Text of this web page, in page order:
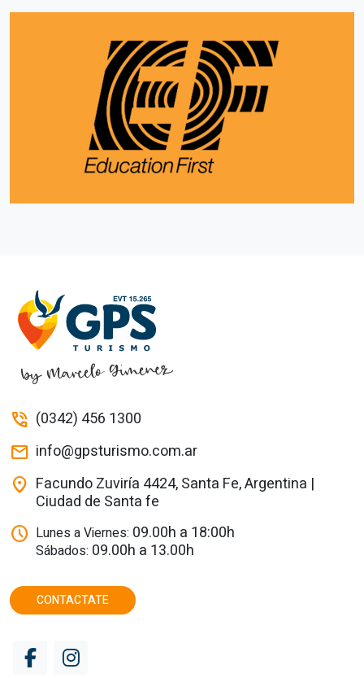
phone_in_talk (0342) 456 1300
mail info@gpsturismo.com.ar
location_on Facundo Zuviría 4424, Santa Fe, Argentina |
Ciudad de Santa fe
schedule Lunes a Viernes: 09.00h a 18:00h
Sábados: 09.00h a 13.00h
CONTACTATE